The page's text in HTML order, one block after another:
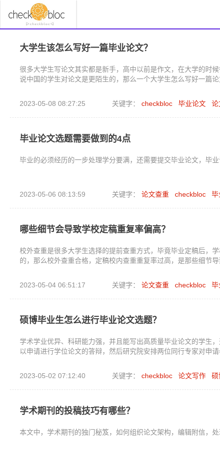
大学生该怎么写好一篇毕业论文？
很多大学生写论文其实都是新手，高中以前是作文，在大学的时
说中国的学生对论文是更陌生的，那么一个大学生怎么写好一篇
2023-05-08 08:27:25 关键字： checkbloc 毕业论文 论
毕业论文选题需要做到的4点
毕业的必须经历的一步处理学分要满，还需要提交毕业论文，毕
2023-05-06 08:13:59 关键字： 论文查重 checkbloc 毕
哪些细节会导致学校定稿重复率偏高？
校外查重是很多大学生选择的提前查重方式，毕竟毕业定稿后，
的，那么校外查重合格，定稿校内查重重复率过高，是那些细节
2023-05-04 06:51:17 关键字： 论文查重 checkbloc 毕
硕博毕业生怎么进行毕业论文选题？
学术学业优异、科研能力强，并且能写出高质量毕业论文的学生
以申请进行学位论文的答辩，然后研究院安排两位同行专家对申
2023-05-02 07:12:40 关键字： checkbloc 论文写作 硕
学术期刊的投稿技巧有哪些？
本文中，学术期刊的独门秘笈，如何组织论文架构，编辑附信，